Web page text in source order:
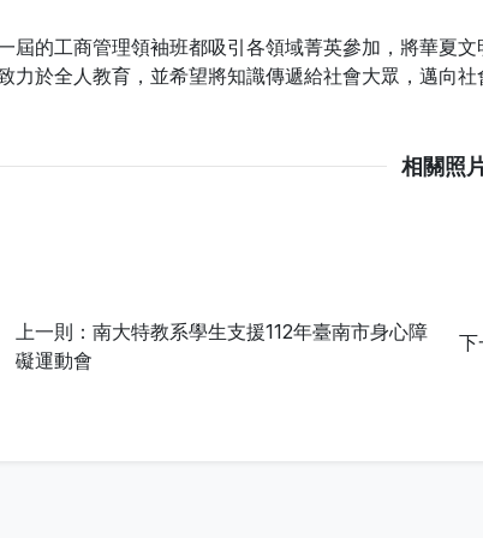
屆的工商管理領袖班都吸引各領域菁英參加，將華夏
力於全人教育，並希望將知識傳遞給社會大眾，邁向社
相關照
上一則：南大特教系學生支援112年臺南市身心障
礙運動會
下